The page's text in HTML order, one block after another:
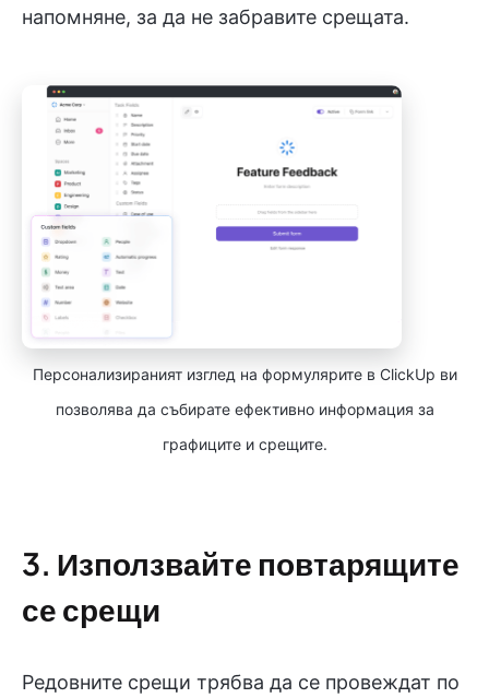
напомняне, за да не забравите срещата.
Персонализираният изглед на формулярите в ClickUp ви
позволява да събирате ефективно информация за
графиците и срещите.
3. Използвайте повтарящите
се срещи
Редовните срещи трябва да се провеждат по